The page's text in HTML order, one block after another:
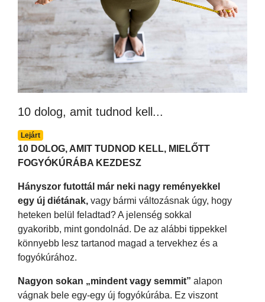
10 dolog, amit tudnod kell...
Lejárt
10 DOLOG, AMIT TUDNOD KELL, MIELŐTT
FOGYÓKÚRÁBA KEZDESZ
Hányszor futottál már neki nagy reményekkel
egy új diétának, vagy bármi változásnak úgy, hogy
heteken belül feladtad? A jelenség sokkal
gyakoribb, mint gondolnád. De az alábbi tippekkel
könnyebb lesz tartanod magad a tervekhez és a
fogyókúrához.
Nagyon sokan „mindent vagy semmit” alapon
vágnak bele egy-egy új fogyókúrába. Ez viszont